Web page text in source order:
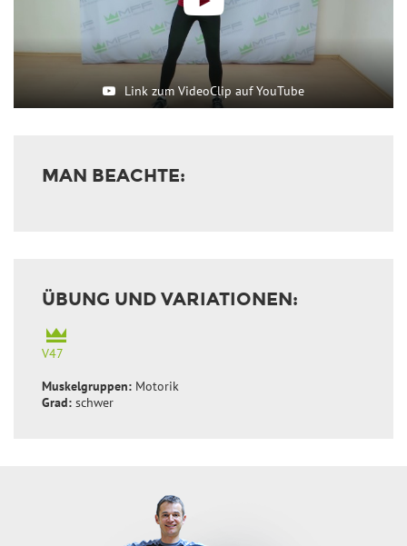
Link zum VideoClip auf YouTube
MAN BEACHTE:
ÜBUNG UND VARIATIONEN:
V47
Muskelgruppen: Motorik
Grad: schwer